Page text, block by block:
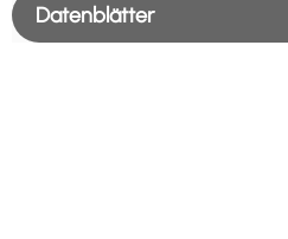
Datenblätter